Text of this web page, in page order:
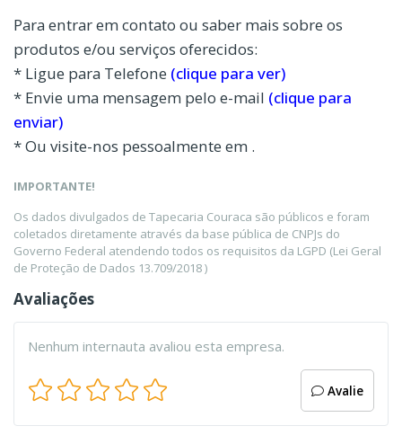
Para entrar em contato ou saber mais sobre os
produtos e/ou serviços oferecidos:
* Ligue para Telefone (clique para ver)
* Envie uma mensagem pelo e-mail (clique para
enviar)
* Ou visite-nos pessoalmente em .
IMPORTANTE!
Os dados divulgados de Tapecaria Couraca são públicos e foram
coletados diretamente através da base pública de CNPJs do
Governo Federal atendendo todos os requisitos da LGPD (Lei Geral
de Proteção de Dados 13.709/2018 )
Avaliações
Nenhum internauta avaliou esta empresa.
Avalie